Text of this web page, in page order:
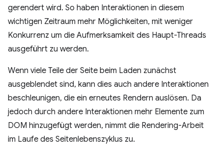
gerendert wird. So haben Interaktionen in diesem
wichtigen Zeitraum mehr Möglichkeiten, mit weniger
Konkurrenz um die Aufmerksamkeit des Haupt-Threads
ausgeführt zu werden.
Wenn viele Teile der Seite beim Laden zunächst
ausgeblendet sind, kann dies auch andere Interaktionen
beschleunigen, die ein erneutes Rendern auslösen. Da
jedoch durch andere Interaktionen mehr Elemente zum
DOM hinzugefügt werden, nimmt die Rendering-Arbeit
im Laufe des Seitenlebenszyklus zu.